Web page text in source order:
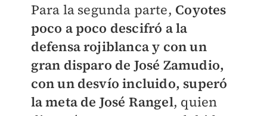
Para la segunda parte, Coyotes
poco a poco descifró a la
defensa rojiblanca y con un
gran disparo de José Zamudio,
con un desvío incluido, superó
la meta de José Rangel, quien